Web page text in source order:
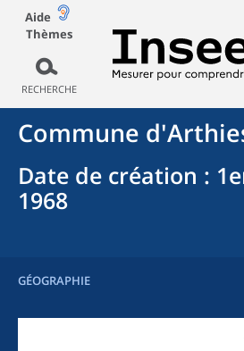
Aide
Thèmes
RECHERCHE
Commune d'
Date de création :
1968
GÉOGRAPHIE